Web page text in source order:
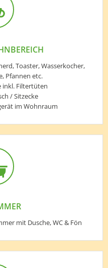
Toaster, Wasserkocher,
Pfannen etc.
inkl. Filtertüten
/ Sitzecke
im Wohnraum
mit Dusche, WC & Fön